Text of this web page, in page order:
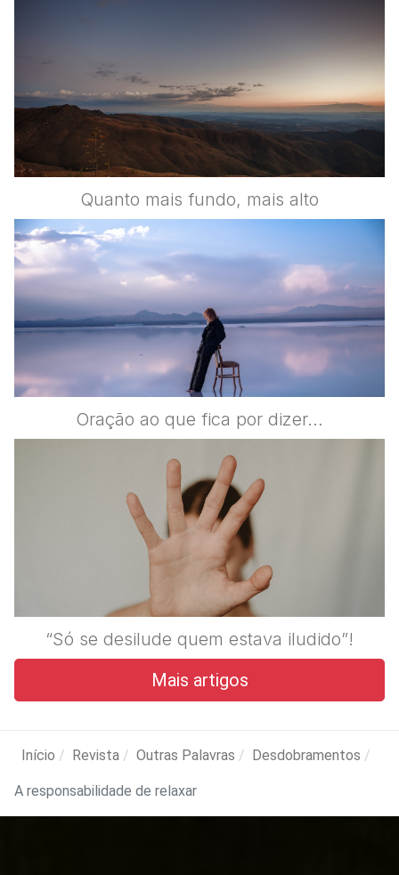
Quanto mais fundo, mais alto
Oração ao que fica por dizer…
“Só se desilude quem estava iludido”!
Mais artigos
Início Revista Outras Palavras Desdobramentos
A responsabilidade de relaxar